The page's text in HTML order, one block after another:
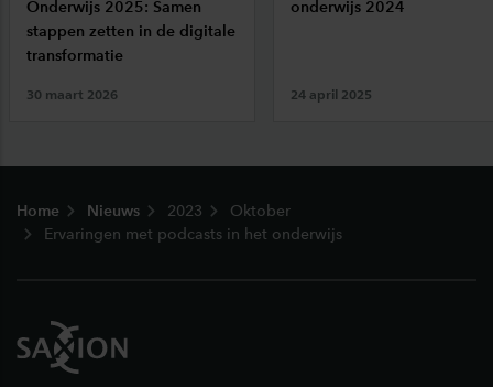
Onderwijs 2025: Samen
stappen zetten in de digitale
transformatie
30 maart 2026
onderwijs 2024
24 april 2025
Home Nieuws 2023
Oktober
Ervaringen met podcasts in het onderwijs